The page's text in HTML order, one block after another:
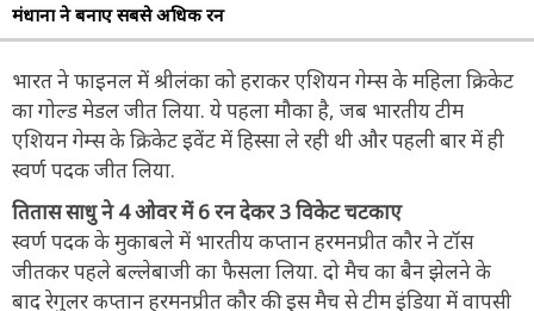
मंधाना ने बनाए सबसे अधिक रन
भारत ने फाइनल में श्रीलंका को हराकर एशियन गेम्स के महिला क्रिकेट
का गोल्ड मेडल जीत लिया. ये पहला मौका है, जब भारतीय टीम
एशियन गेम्स के क्रिकेट इवेंट में हिस्सा ले रही थी और पहली बार में ही
स्वर्ण पदक जीत लिया.
तितास साधु ने 4 ओवर में 6 रन देकर 3 विकेट चटकाए
स्वर्ण पदक के मुकाबले में भारतीय कप्तान हरमनप्रीत कौर ने टॉस
जीतकर पहले बल्लेबाजी का फैसला लिया. दो मैच का बैन झेलने के
बाद रेगुलर कप्तान हरमनप्रीत कौर की इस मैच से टीम इंडिया में वापसी